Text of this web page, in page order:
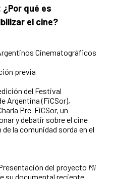
¿Por qué es
el cine?
Cinematográficos
previa
del Festival
Argentina (FiCSor),
Pre-FiCSor, un
y debatir sobre el cine
la comunidad sorda en el
del proyecto Mi
su documental reciente